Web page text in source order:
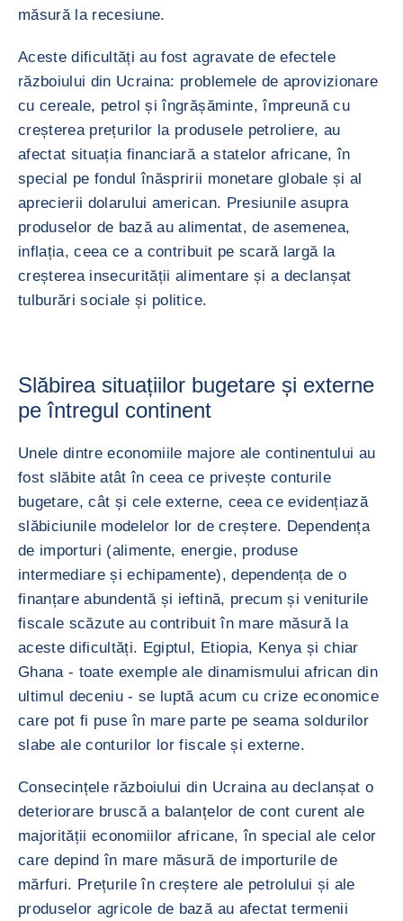
măsură la recesiune.
Aceste dificultăți au fost agravate de efectele
războiului din Ucraina: problemele de aprovizionare
cu cereale, petrol și îngrășăminte, împreună cu
creșterea prețurilor la produsele petroliere, au
afectat situația financiară a statelor africane, în
special pe fondul înăspririi monetare globale și al
aprecierii dolarului american. Presiunile asupra
produselor de bază au alimentat, de asemenea,
inflația, ceea ce a contribuit pe scară largă la
creșterea insecurității alimentare și a declanșat
tulburări sociale și politice.
Slăbirea situațiilor bugetare și externe
pe întregul continent
Unele dintre economiile majore ale continentului au
fost slăbite atât în ceea ce privește conturile
bugetare, cât și cele externe, ceea ce evidențiază
slăbiciunile modelelor lor de creștere. Dependența
de importuri (alimente, energie, produse
intermediare și echipamente), dependența de o
finanțare abundentă și ieftină, precum și veniturile
fiscale scăzute au contribuit în mare măsură la
aceste dificultăți. Egiptul, Etiopia, Kenya și chiar
Ghana - toate exemple ale dinamismului african din
ultimul deceniu - se luptă acum cu crize economice
care pot fi puse în mare parte pe seama soldurilor
slabe ale conturilor lor fiscale și externe.
Consecințele războiului din Ucraina au declanșat o
deteriorare bruscă a balanțelor de cont curent ale
majorității economiilor africane, în special ale celor
care depind în mare măsură de importurile de
mărfuri. Prețurile în creștere ale petrolului și ale
produselor agricole de bază au afectat termenii